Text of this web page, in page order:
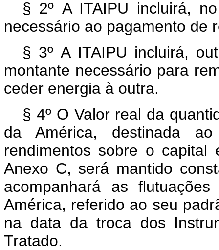
§ 2º A ITAIPU incluirá,
necessário ao pagamento de
§ 3º A ITAIPU incluirá,
montante necessário para
ceder energia à outra.
§ 4º O Valor real da
da América, destinada
rendimentos sobre o capital
Anexo C, será mantido
acompanhará as
América, referido ao seu
na data da troca dos
Tratado.